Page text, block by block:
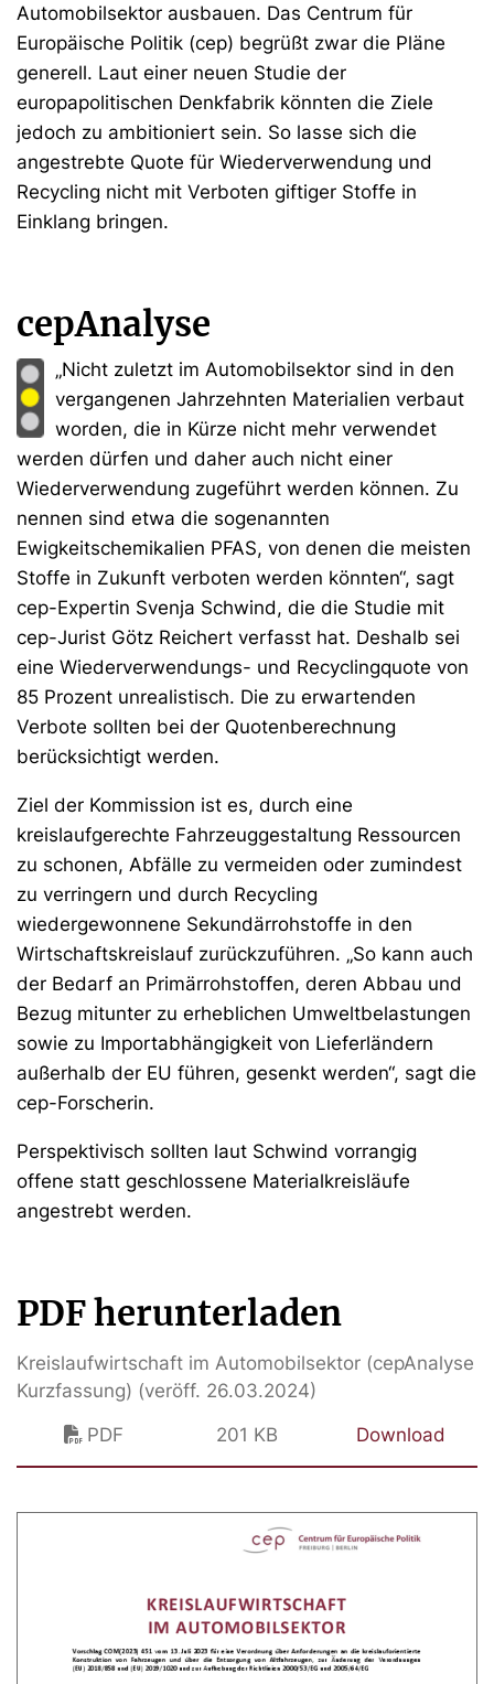
Automobilsektor ausbauen. Das Centrum für
Europäische Politik (cep) begrüßt zwar die Pläne
generell. Laut einer neuen Studie der
europapolitischen Denkfabrik könnten die Ziele
jedoch zu ambitioniert sein. So lasse sich die
angestrebte Quote für Wiederverwendung und
Recycling nicht mit Verboten giftiger Stoffe in
Einklang bringen.
cepAnalyse
„Nicht zuletzt im Automobilsektor sind in den
vergangenen Jahrzehnten Materialien verbaut
worden, die in Kürze nicht mehr verwendet
werden dürfen und daher auch nicht einer
Wiederverwendung zugeführt werden können. Zu
nennen sind etwa die sogenannten
Ewigkeitschemikalien PFAS, von denen die meisten
Stoffe in Zukunft verboten werden könnten“, sagt
cep-Expertin Svenja Schwind, die die Studie mit
cep-Jurist Götz Reichert verfasst hat. Deshalb sei
eine Wiederverwendungs- und Recyclingquote von
85 Prozent unrealistisch. Die zu erwartenden
Verbote sollten bei der Quotenberechnung
berücksichtigt werden.
Ziel der Kommission ist es, durch eine
kreislaufgerechte Fahrzeuggestaltung Ressourcen
zu schonen, Abfälle zu vermeiden oder zumindest
zu verringern und durch Recycling
wiedergewonnene Sekundärrohstoffe in den
Wirtschaftskreislauf zurückzuführen. „So kann auch
der Bedarf an Primärrohstoffen, deren Abbau und
Bezug mitunter zu erheblichen Umweltbelastungen
sowie zu Importabhängigkeit von Lieferländern
außerhalb der EU führen, gesenkt werden“, sagt die
cep-Forscherin.
Perspektivisch sollten laut Schwind vorrangig
offene statt geschlossene Materialkreisläufe
angestrebt werden.
PDF herunterladen
Kreislaufwirtschaft im Automobilsektor (cepAnalyse
Kurzfassung) (veröff. 26.03.2024)
PDF
201 KB Download